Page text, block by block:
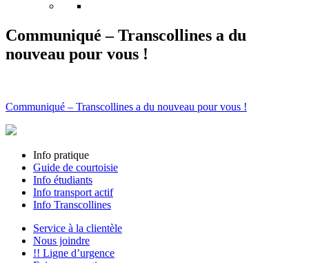
Communiqué – Transcollines a du
nouveau pour vous !
Communiqué – Transcollines a du nouveau pour vous !
Info pratique
Guide de courtoisie
Info étudiants
Info transport actif
Info Transcollines
Service à la clientèle
Nous joindre
!! Ligne d’urgence